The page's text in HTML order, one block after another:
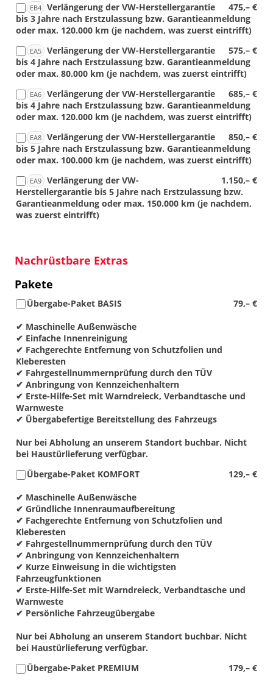
EB4 475,– €
Verlängerung der VW-Herstellergarantie
bis 3 Jahre nach Erstzulassung bzw. Garantieanmeldung
oder max. 120.000 km (je nachdem, was zuerst eintrifft)
EA5 575,– €
Verlängerung der VW-Herstellergarantie
bis 4 Jahre nach Erstzulassung bzw. Garantieanmeldung
oder max. 80.000 km (je nachdem, was zuerst eintrifft)
EA6 685,– €
Verlängerung der VW-Herstellergarantie
bis 4 Jahre nach Erstzulassung bzw. Garantieanmeldung
oder max. 120.000 km (je nachdem, was zuerst eintrifft)
EA8 850,– €
Verlängerung der VW-Herstellergarantie
bis 5 Jahre nach Erstzulassung bzw. Garantieanmeldung
oder max. 100.000 km (je nachdem, was zuerst eintrifft)
EA9 1.150,– €
Verlängerung der VW-
Herstellergarantie bis 5 Jahre nach Erstzulassung bzw.
Garantieanmeldung oder max. 150.000 km (je nachdem,
was zuerst eintrifft)
Nachrüstbare Extras
Pakete
79,– €
Übergabe-Paket BASIS
✔ Maschinelle Außenwäsche
✔ Einfache Innenreinigung
✔ Fachgerechte Entfernung von Schutzfolien und
Kleberesten
✔ Fahrgestellnummernprüfung durch den TÜV
✔ Anbringung von Kennzeichenhaltern
✔ Erste-Hilfe-Set mit Warndreieck, Verbandtasche und
Warnweste
✔ Übergabefertige Bereitstellung des Fahrzeugs
Nur bei Abholung an unserem Standort buchbar. Nicht
bei Haustürlieferung verfügbar.
129,– €
Übergabe-Paket KOMFORT
✔ Maschinelle Außenwäsche
✔ Gründliche Innenraumaufbereitung
✔ Fachgerechte Entfernung von Schutzfolien und
Kleberesten
✔ Fahrgestellnummernprüfung durch den TÜV
✔ Anbringung von Kennzeichenhaltern
✔ Kurze Einweisung in die wichtigsten
Fahrzeugfunktionen
✔ Erste-Hilfe-Set mit Warndreieck, Verbandtasche und
Warnweste
✔ Persönliche Fahrzeugübergabe
Nur bei Abholung an unserem Standort buchbar. Nicht
bei Haustürlieferung verfügbar.
179,– €
Übergabe-Paket PREMIUM